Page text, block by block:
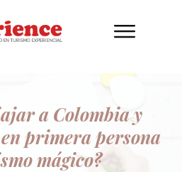
a Colombia y
primera persona
mágico?